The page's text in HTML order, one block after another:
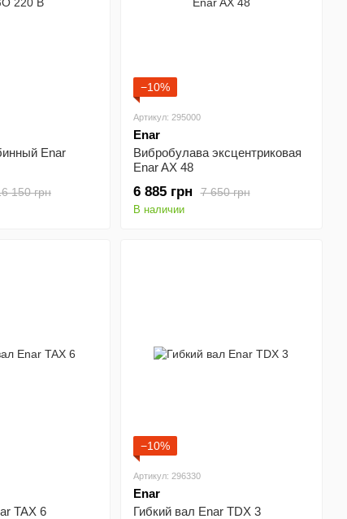
Enar
150 грн
−10%
Артикул: 295000
Enar
Вибробулава эксцентриковая
Enar AX 48
7 650 грн
6 885 грн
В наличии
TAX 6
−10%
Артикул: 296330
Enar
Гибкий вал Enar TDX 3